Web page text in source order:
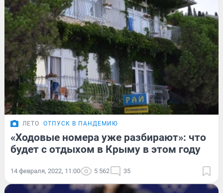
ЛЕТО ОТПУСК В ПАНДЕМИЮ
«Ходовые номера уже разбирают»: что
будет с отдыхом в Крыму в этом году
14 февраля, 2022, 11:00 5 562 35